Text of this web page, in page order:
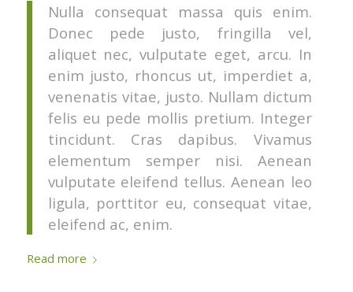
Nulla consequat massa quis enim.
Donec pede justo, fringilla vel,
aliquet nec, vulputate eget, arcu. In
enim justo, rhoncus ut, imperdiet a,
venenatis vitae, justo. Nullam dictum
felis eu pede mollis pretium. Integer
tincidunt. Cras dapibus. Vivamus
elementum semper nisi. Aenean
vulputate eleifend tellus. Aenean leo
ligula, porttitor eu, consequat vitae,
eleifend ac, enim.
Read more